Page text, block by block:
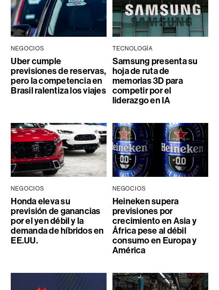
NEGOCIOS
Uber cumple
previsiones de reservas,
pero la competencia en
Brasil ralentiza los viajes
TECNOLOGÍA
Samsung presenta su
hoja de ruta de
memorias 3D para
competir por el
liderazgo en IA
NEGOCIOS
Honda eleva su
previsión de ganancias
por el yen débil y la
demanda de híbridos en
EE.UU.
NEGOCIOS
Heineken supera
previsiones por
crecimiento en Asia y
África pese al débil
consumo en Europa y
América